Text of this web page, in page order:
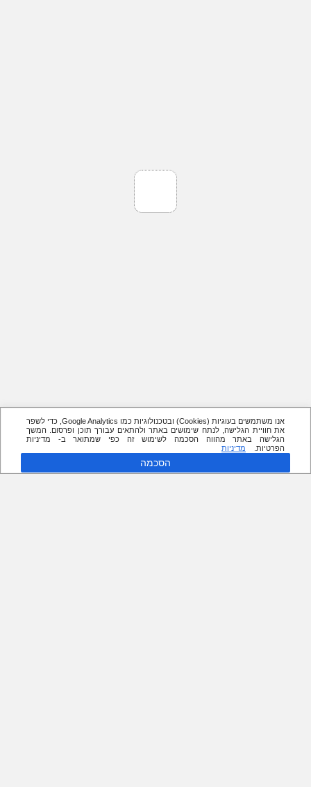
אנו משתמשים בעוגיות (Cookies) ובטכנולוגיות כמו Google Analytics, כדי לשפר
את חוויית הגלישה, לנתח שימושים באתר ולהתאים עבורך תוכן ופרסום. המשך
הגלישה באתר מהווה הסכמה לשימוש זה כפי שמתואר ב- מדיניות
הפרטיות.
מדיניות
הסכמה